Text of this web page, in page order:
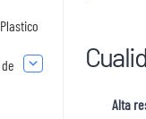
Alta